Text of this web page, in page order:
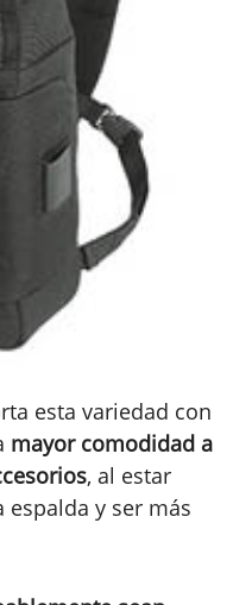
esta variedad con
mayor comodidad a
, al estar
y ser más